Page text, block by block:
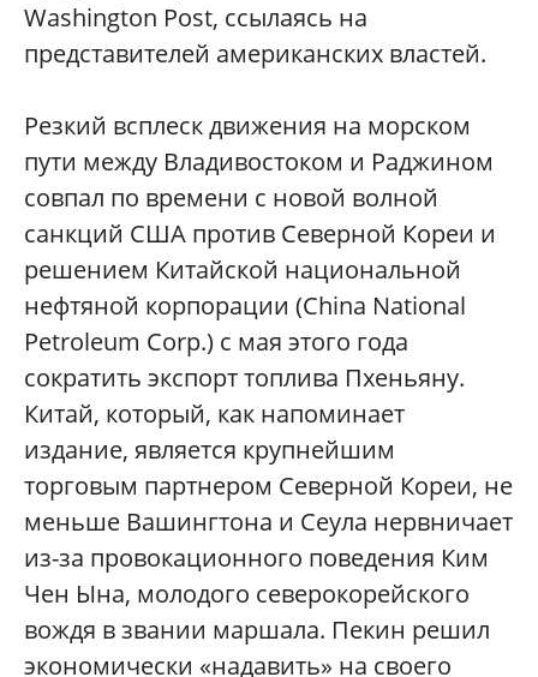
Washington Post, ссылаясь на
представителей американских властей.
Резкий всплеск движения на морском
пути между Владивостоком и Раджином
совпал по времени с новой волной
санкций США против Северной Кореи и
решением Китайской национальной
нефтяной корпорации (China National
Petroleum Corp.) с мая этого года
сократить экспорт топлива Пхеньяну.
Китай, который, как напоминает
издание, является крупнейшим
торговым партнером Северной Кореи, не
меньше Вашингтона и Сеула нервничает
из-за провокационного поведения Ким
Чен Ына, молодого северокорейского
вождя в звании маршала. Пекин решил
экономически «надавить» на своего